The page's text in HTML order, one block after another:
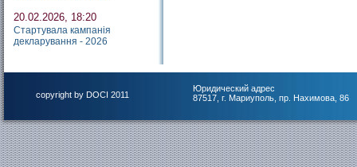
20.02.2026, 18:20
Стартувала кампанія
декларування - 2026
copyright by DOCI 2011
Юридический адрес
87517, г. Мариуполь, пр. Нахимова, 86